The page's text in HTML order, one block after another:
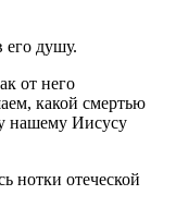
его душу.
от него
какой смертью
нашему Иисусу
нотки отеческой